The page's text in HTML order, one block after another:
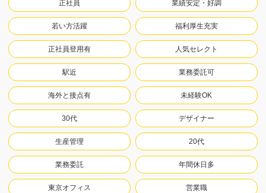
正社員 業績安定・好調
若い方活躍 福利厚生充実
正社員登用有 人気セレクト
駅近 業務委託可
海外と接点有 未経験OK
30代 デザイナー
生産管理 20代
業務委託 年間休日多
東京オフィス 営業職